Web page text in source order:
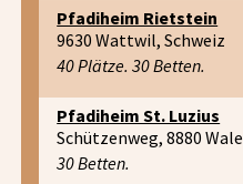
Pfadiheim Rietstein
9630 Wattwil, Schweiz
40 Plätze. 30 Betten.
Pfadiheim St. Luzius
Schützenweg, 8880
30 Betten.